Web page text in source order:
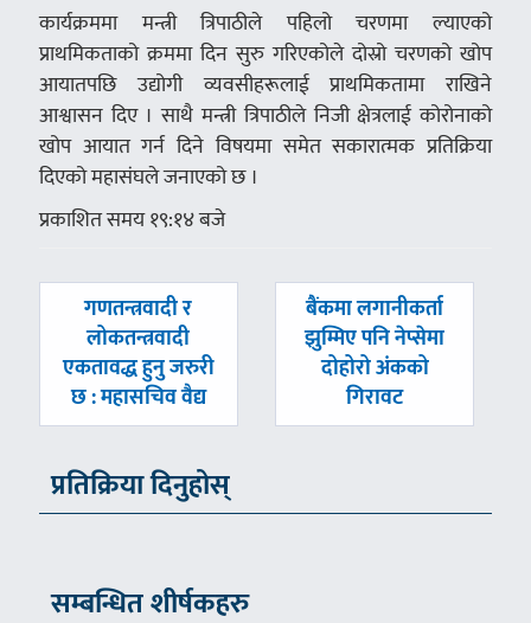
कार्यक्रममा मन्त्री त्रिपाठीले पहिलो चरणमा ल्याएको
प्राथमिकताको क्रममा दिन सुरु गरिएकोले दोस्रो चरणको खोप
आयातपछि उद्योगी व्यवसीहरूलाई प्राथमिकतामा राखिने
आश्वासन दिए । साथै मन्त्री त्रिपाठीले निजी क्षेत्रलाई कोरोनाको
खोप आयात गर्न दिने विषयमा समेत सकारात्मक प्रतिक्रिया
दिएको महासंघले जनाएको छ ।
प्रकाशित समय १९:१४ बजे
पछिल्लाे
-
गणतन्त्रवादी र
लोकतन्त्रवादी
एकतावद्ध हुनु जरुरी
छ : महासचिव वैद्य
अघिल्लाे
-
बैंकमा लगानीकर्ता
झुम्मिए पनि नेप्सेमा
दोहोरो अंकको
गिरावट
प्रतिक्रिया दिनुहोस्
सम्बन्धित शीर्षकहरु